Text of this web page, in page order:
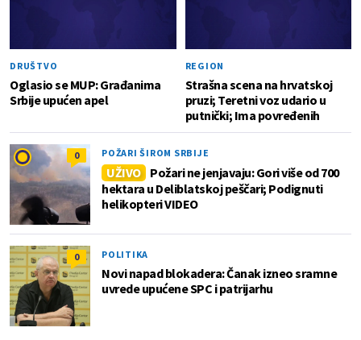
DRUŠTVO
Oglasio se MUP: Građanima
Srbije upućen apel
REGION
Strašna scena na hrvatskoj
pruzi; Teretni voz udario u
putnički; Ima povređenih
0 POŽARI ŠIROM SRBIJE
UŽIVO
Požari ne jenjavaju: Gori više od 700
hektara u Deliblatskoj peščari; Podignuti
helikopteri VIDEO
0 POLITIKA
Novi napad blokadera: Čanak izneo sramne
uvrede upućene SPC i patrijarhu